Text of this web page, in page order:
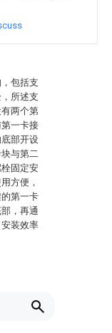
包括支
所述支
两个第
一卡接
部开设
与第二
固定安
方便，
第一卡
，再通
装效率